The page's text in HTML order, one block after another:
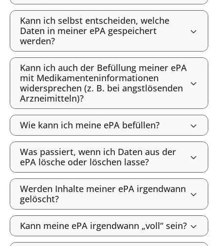
Kann ich selbst entscheiden, welche
Daten in meiner ePA gespeichert
werden?
Kann ich auch der Befüllung meiner ePA
mit Medikamenteninformationen
widersprechen (z. B. bei angstlösenden
Arzneimitteln)?
Wie kann ich meine ePA befüllen?
Was passiert, wenn ich Daten aus der
ePA lösche oder löschen lasse?
Werden Inhalte meiner ePA irgendwann
gelöscht?
Kann meine ePA irgendwann „voll“ sein?